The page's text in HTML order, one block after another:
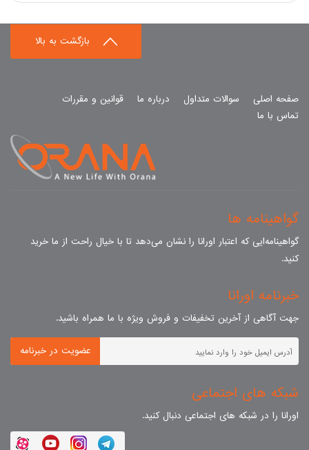
بازگشت به بالا
صفحه اصلی سوالات متداول درباره ما
قوانین و مقررات
تماس با ما
گواهینامه ها
گواهینامه‌ایی که اعتبار اورانا را نشان می‌دهد تا با خیال راحت از ما خرید
کنید.
خبرنامه اورانا
جهت آگاهی از آخرین تخفیفات و فروش ویژه با ما همراه باشید.
عضویت در خبرنامه
شبکه های اجتماعی
اورانا را در شبکه های اجتماعی دنبال کنید.